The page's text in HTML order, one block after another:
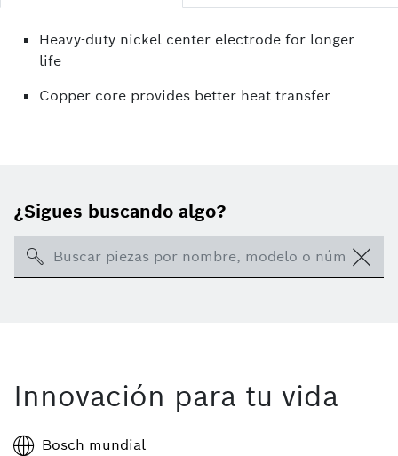
Heavy-duty nickel center electrode for longer
life
Copper core provides better heat transfer
¿Sigues buscando algo?
Search
Innovación para tu vida
Bosch mundial